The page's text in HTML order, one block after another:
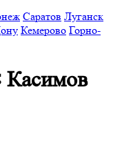
Саратов Луганск
Кемерово Горно-
Касимов